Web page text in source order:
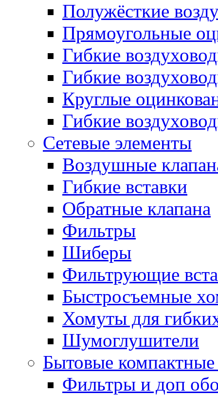
Полужёсткие
Прямоугольные
Гибкие
Гибкие
Круглые
Гибкие
Сетевые элементы
Воздушные
Гибкие вставки
Обратные клапана
Фильтры
Шиберы
Фильтрующие
Быстросъемные
Хомуты для
Шумоглушители
Бытовые
Фильтры и доп